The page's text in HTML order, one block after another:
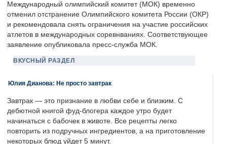
Международный олимпийский комитет (МОК) временно
отменил отстранение Олимпийского комитета России (ОКР)
и рекомендовала снять ограничения на участие российских
атлетов в международных соревнваниях. Соответствующее
заявление опубликовала пресс-служба МОК.
ВКУСНЫЙ РАЗДЕЛ
Юлия Дианова: Не просто завтрак
Завтрак — это признание в любви себе и близким. С
дебютной книгой фуд-блогера каждое утро будет
начинаться с бабочек в животе. Все рецепты легко
повторить из подручных ингредиентов, а на приготовление
некоторых блюд уйдет 5 минут.